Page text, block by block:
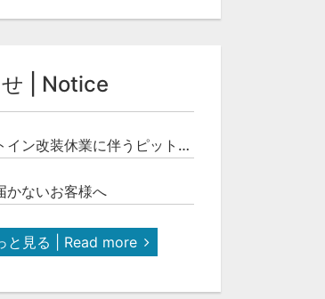
| Notice
新宿ピットイン改装休業に伴うピットインネットジャズのご案内
かないお客様へ
と見る | Read more